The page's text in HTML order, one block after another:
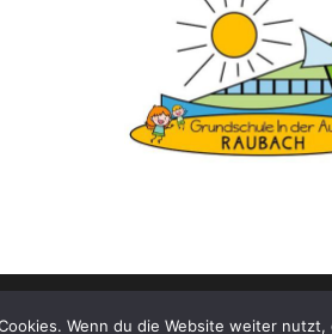
Wenn du die Website weiter